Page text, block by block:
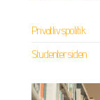
Privatlivspolitik
Studentersiden